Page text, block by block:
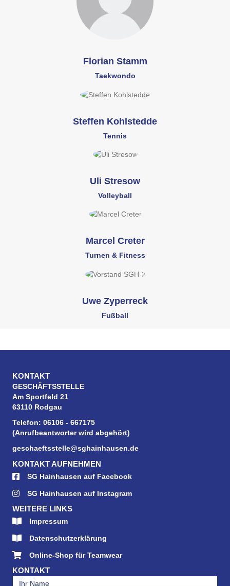
Florian Stamm
Taekwondo
Steffen Kohlstedde
Tennis
Uli Stresow
Volleyball
Marcel Creter
Turnen & Fitness
Uwe Zyperreck
Fußball
KONTAKT
GESCHÄFTSSTELLE
Am Sportfeld 21
63110 Rodgau
Telefon: 06106 - 667175
(Anrufbeantworter wird abgehört)
geschaeftsstelle@sghainhausen.de
KONTAKT AUFNEHMEN
SG Hainhausen auf Facebook
SG Hainhausen auf Instagram
WEITERE LINKS
Impressum
Datenschutzerklärung
Online-Shop für Teamwear
KONTAKT